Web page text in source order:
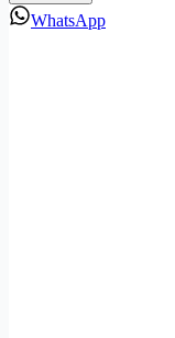
WhatsApp